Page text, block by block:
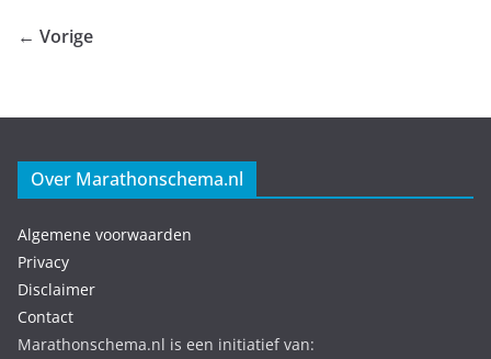
← Vorige
Over Marathonschema.nl
Algemene voorwaarden
Privacy
Disclaimer
Contact
Marathonschema.nl is een initiatief van: